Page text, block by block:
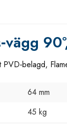
PVD‑belagd,
64 mm
45 kg